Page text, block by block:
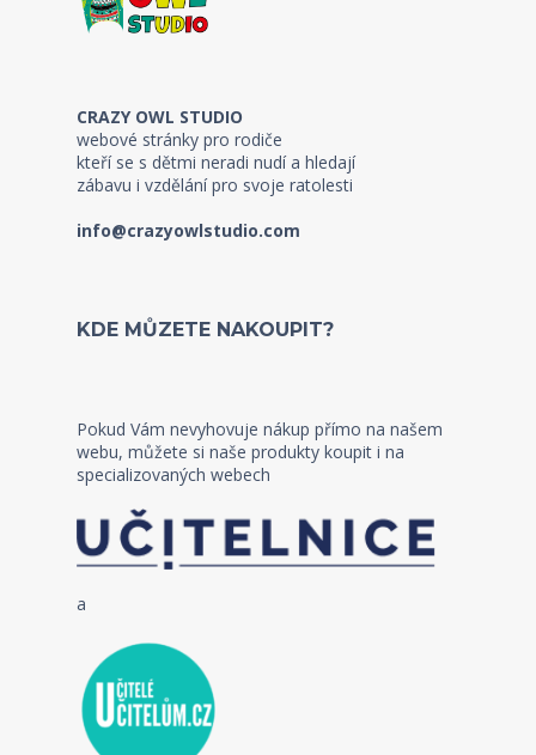
CRAZY OWL STUDIO
webové stránky pro rodiče
kteří se s dětmi neradi nudí a hledají
zábavu i vzdělání pro svoje ratolesti
info@crazyowlstudio.com
KDE MŮZETE NAKOUPIT?
Pokud Vám nevyhovuje nákup přímo na našem
webu, můžete si naše produkty koupit i na
specializovaných webech
a